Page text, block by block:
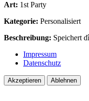
Art: 1st Party
Kategorie: Personalisiert
Beschreibung: Speichert
Impressum
Datenschutz
Akzeptieren Ablehnen